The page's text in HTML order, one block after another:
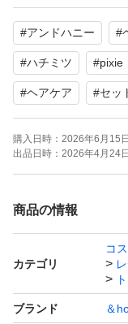
ル成分が髪を自然
【ブランド】&honey
【カテゴリ】トリ
【内容量】各130g
よろしくお願いい
#アンドハニー #
#ハチミツ #pixie
#ヘアケア #セッ
購入日時： 2026年6月15
出品日時： 2026年4月24
商品の情報
カテゴリ
コ
ブランド ＆